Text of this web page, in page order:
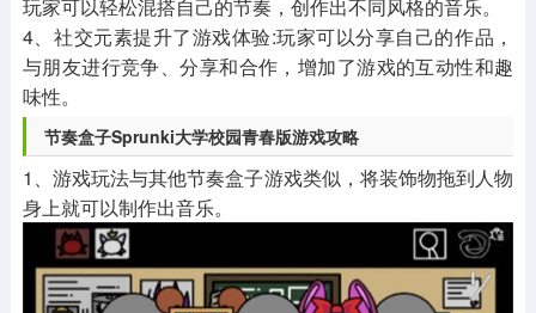
玩家可以轻松混搭自己的节奏，创作出不同风格的音乐。
4、社交元素提升了游戏体验:玩家可以分享自己的作品，
与朋友进行竞争、分享和合作，增加了游戏的互动性和趣
味性。
节奏盒子Sprunki大学校园青春版游戏攻略
1、游戏玩法与其他节奏盒子游戏类似，将装饰物拖到人物
身上就可以制作出音乐。